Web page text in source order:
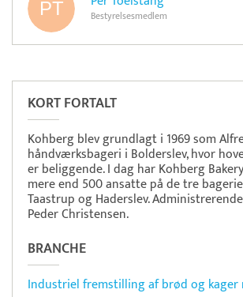
Bestyrelsesmedlem
KORT FORTALT
Kohberg blev grundlagt i 1969 som
håndværksbageri i Bolderslev, hvor
er beliggende. I dag har Kohberg
mere end 500 ansatte på de tre
Taastrup og Haderslev.
Peder Christensen.
BRANCHE
Industriel fremstilling af brød og kager